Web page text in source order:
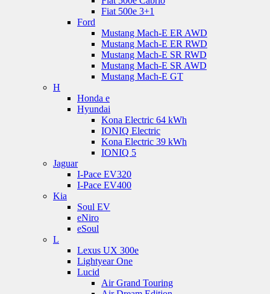
Fiat 500e 3+1
Ford
Mustang Mach-E ER AWD
Mustang Mach-E ER RWD
Mustang Mach-E SR RWD
Mustang Mach-E SR AWD
Mustang Mach-E GT
H
Honda e
Hyundai
Kona Electric 64 kWh
IONIQ Electric
Kona Electric 39 kWh
IONIQ 5
Jaguar
I-Pace EV320
I-Pace EV400
Kia
Soul EV
eNiro
eSoul
L
Lexus UX 300e
Lightyear One
Lucid
Air Grand Touring